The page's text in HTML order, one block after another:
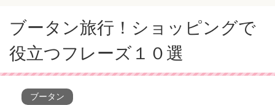
ブータン旅行！ショッピングで
役立つフレーズ１０選
ブータン